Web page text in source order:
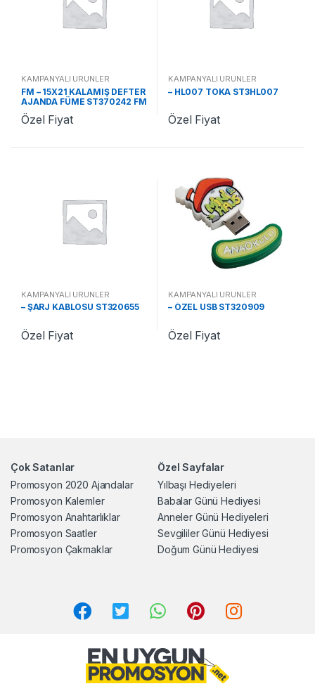
KAMPANYALI ÜRÜNLER
FM – 15X21 KALAMIŞ DEFTER
AJANDA FÜME ST370242 FM
Özel Fiyat
KAMPANYALI ÜRÜNLER
– HL007 TOKA ST3HL007
Özel Fiyat
KAMPANYALI ÜRÜNLER
– ŞARJ KABLOSU ST320655
Özel Fiyat
KAMPANYALI ÜRÜNLER
– ÖZEL USB ST320909
Özel Fiyat
Çok Satanlar
Promosyon 2020 Ajandalar
Promosyon Kalemler
Promosyon Anahtarlıklar
Promosyon Saatler
Promosyon Çakmaklar
Özel Sayfalar
Yılbaşı Hediyeleri
Babalar Günü Hediyesi
Anneler Günü Hediyeleri
Sevgililer Günü Hediyesi
Doğum Günü Hediyesi